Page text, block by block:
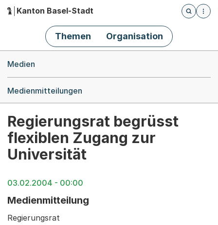
Hauptnavigation
Kanton Basel-Stadt
Öffnet
Themen Organisation
Medien
Medienmitteilungen
Regierungsrat begrüsst
flexiblen Zugang zur
Universität
03.02.2004 - 00:00
Medienmitteilung
Regierungsrat